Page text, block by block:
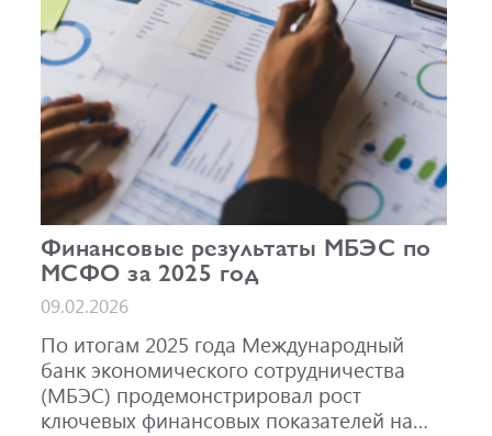
Финансовые результаты МБЭС по
МСФО за 2025 год
09.02.2026
По итогам 2025 года Международный
банк экономического сотрудничества
(МБЭС) продемонстрировал рост
ключевых финансовых показателей на